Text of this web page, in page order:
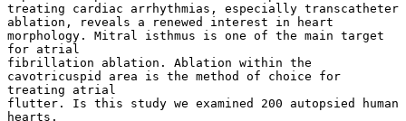
treating cardiac arrhythmias, especially transcatheter
ablation, reveals a renewed interest in heart
morphology. Mitral isthmus is one of the main target
for atrial
fibrillation ablation. Ablation within the
cavotricuspid area is the method of choice for
treating atrial
flutter. Is this study we examined 200 autopsied human
hearts.